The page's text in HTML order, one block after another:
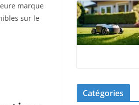
marque
sur le
Catégories